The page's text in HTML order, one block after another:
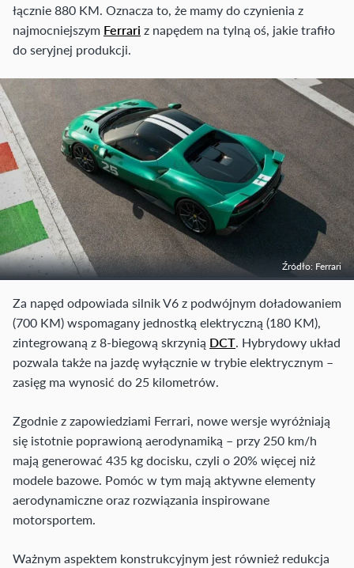
łącznie 880 KM. Oznacza to, że mamy do czynienia z
najmocniejszym Ferrari z napędem na tylną oś, jakie trafiło
do seryjnej produkcji.
Źródło: Ferrari
Za napęd odpowiada silnik V6 z podwójnym doładowaniem
(700 KM) wspomagany jednostką elektryczną (180 KM),
zintegrowaną z 8-biegową skrzynią DCT. Hybrydowy układ
pozwala także na jazdę wyłącznie w trybie elektrycznym –
zasięg ma wynosić do 25 kilometrów.
Zgodnie z zapowiedziami Ferrari, nowe wersje wyróżniają
się istotnie poprawioną aerodynamiką – przy 250 km/h
mają generować 435 kg docisku, czyli o 20% więcej niż
modele bazowe. Pomóc w tym mają aktywne elementy
aerodynamiczne oraz rozwiązania inspirowane
motorsportem.
Ważnym aspektem konstrukcyjnym jest również redukcja